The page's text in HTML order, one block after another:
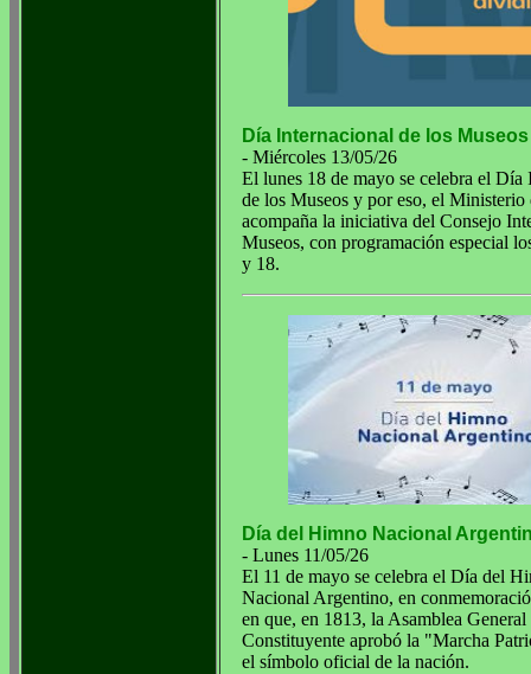
Día Internacional de los Museos
- Miércoles 13/05/26
El lunes 18 de mayo se celebra el Día
de los Museos y por eso, el Ministerio
acompaña la iniciativa del Consejo
Museos, con programación especial
y 18.
Día del Himno Nacional
- Lunes 11/05/26
El 11 de mayo se celebra el Día del
Nacional Argentino, en
en que, en 1813, la Asamblea General
Constituyente aprobó la "Marcha
el símbolo oficial de la nación.